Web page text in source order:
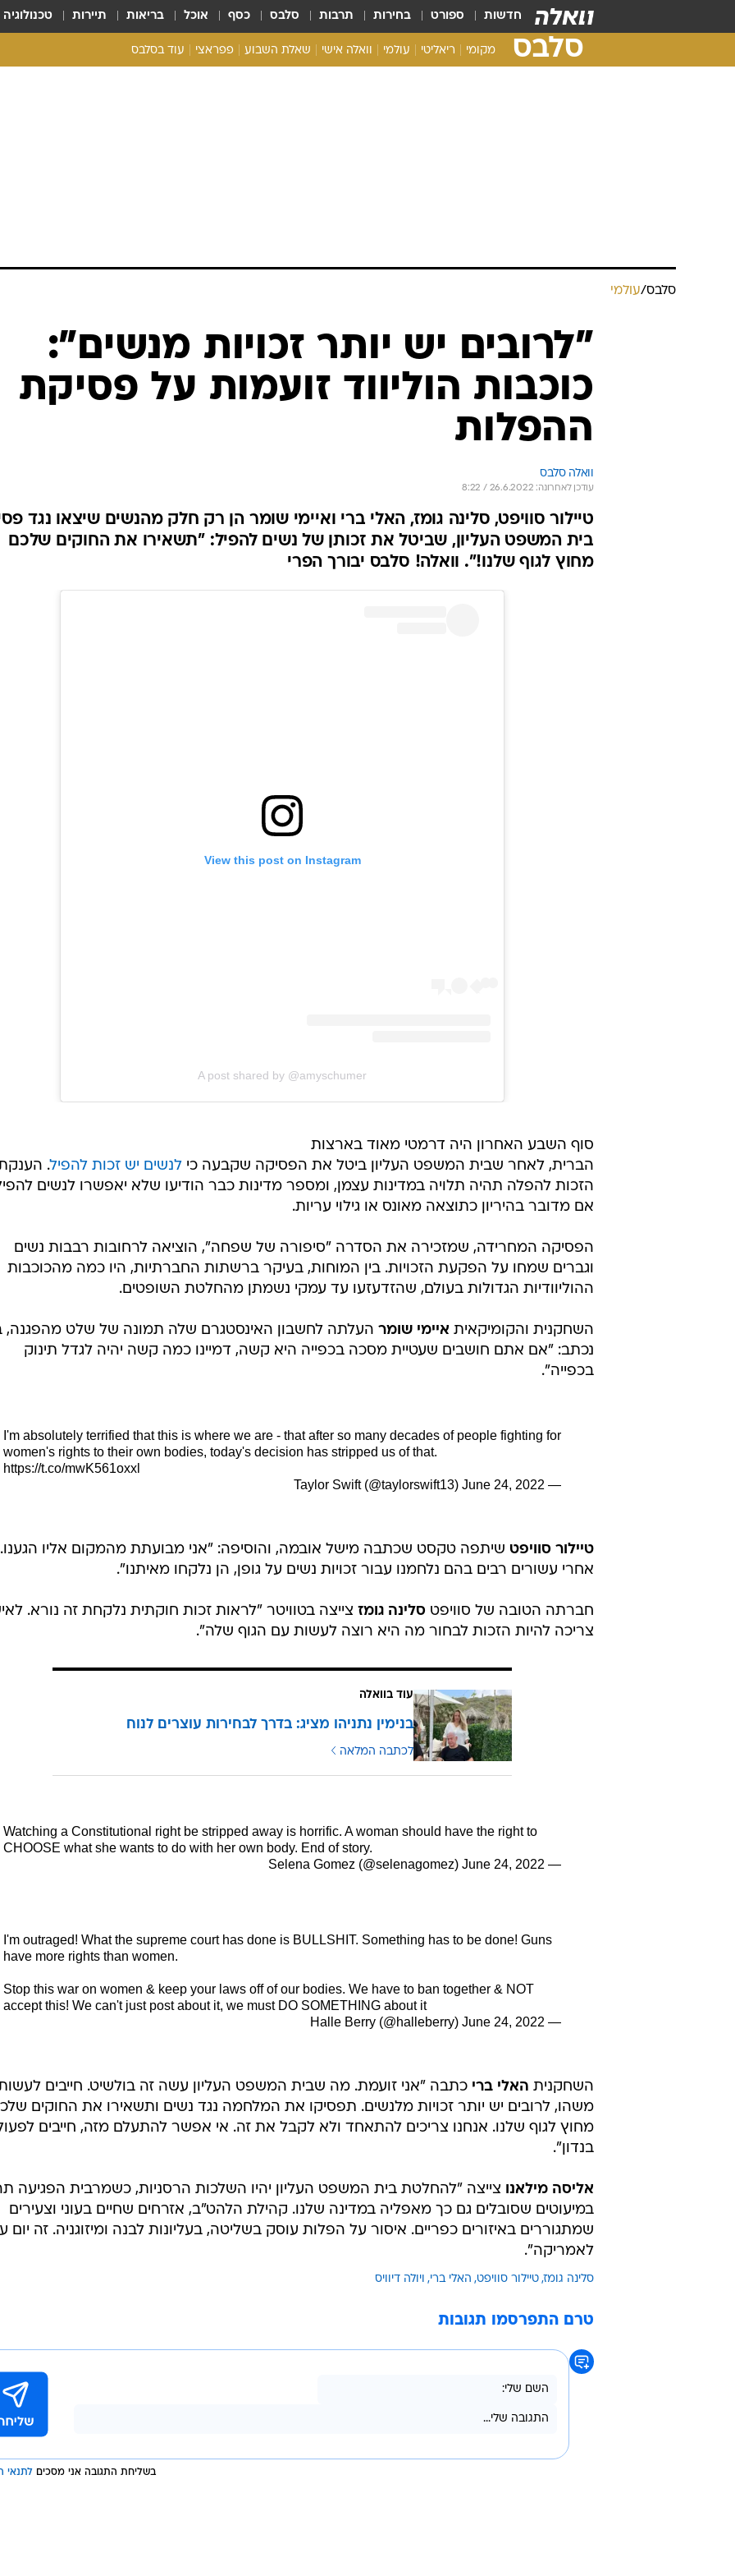
חדשות ספורט בחירות תרבות סלבס כסף אוכל בריאות תיירות טכנולוגיה
סלבס מקומי ריאליטי עולמי וואלה אישי שאלת השבוע פפראצי עוד בסלבס
סלבס/עולמי
"לרובים יש יותר זכויות מנשים":
כוכבות הוליווד זועמות על פסיקת
ההפלות
וואלה סלבס
עודכן לאחרונה: 26.6.2022 / 8:22
טיילור סוויפט, סלינה גומז, האלי ברי ואיימי שומר הן רק חלק מהנשים שיצאו נגד
בית המשפט העליון, שביטל את זכותן של נשים להפיל: "תשאירו את החוקים שלכם
מחוץ לגוף שלנו!". וואלה! סלבס יבורך הפרי
View this post on Instagram
A post shared by @amyschumer
סוף השבע האחרון היה דרמטי מאוד בארצות
הברית, לאחר שבית המשפט העליון ביטל את הפסיקה שקבעה כי לנשים יש זכות להפיל.
הזכות להפלה תהיה תלויה במדינות עצמן, ומספר מדינות כבר הודיעו שלא יאפשרו לנשים
אם מדובר בהיריון כתוצאה מאונס או גילוי עריות.
הפסיקה המחרידה, שמזכירה את הסדרה "סיפורה של שפחה", הוציאה לרחובות רבבות נשים
וגברים שמחו על הפקעת הזכויות. בין המוחות, בעיקר ברשתות החברתיות, היו כמה מהכוכבות
ההוליוודיות הגדולות בעולם, שהזדעזעו עד עמקי נשמתן מהחלטת השופטים.
השחקנית והקומיקאית איימי שומר העלתה לחשבון האינסטגרם שלה תמונה של שלט מהפגנה,
נכתב: "אם אתם חושבים שעטיית מסכה בכפייה היא קשה, דמיינו כמה קשה יהיה לגדל תינוק
בכפייה".
I'm absolutely terrified that this is where we are - that after so many decades of people fighting for
women's rights to their own bodies, today's decision has stripped us of that.
https://t.co/mwK561oxxl
— Taylor Swift (@taylorswift13)
June 24, 2022
טיילור סוויפט שיתפה טקסט שכתבה מישל אובמה, והוסיפה: "אני מבועתת מהמקום אליו הגענו.
אחרי עשורים רבים בהם נלחמנו עבור זכויות נשים על גופן, הן נלקחו מאיתנו".
חברתה הטובה של סוויפט סלינה גומז צייצה בטוויטר "לראות זכות חוקתית נלקחת זה נורא.
צריכה להיות הזכות לבחור מה היא רוצה לעשות עם הגוף שלה".
עוד בוואלה
בנימין נתניהו מציג: בדרך לבחירות עוצרים לנוח
לכתבה המלאה
Watching a Constitutional right be stripped away is horrific. A woman should have the right to
CHOOSE what she wants to do with her own body. End of story.
— Selena Gomez (@selenagomez)
June 24, 2022
I'm outraged! What the supreme court has done is BULLSHIT. Something has to be done! Guns
have more rights than women.
Stop this war on women & keep your laws off of our bodies. We have to ban together & NOT
accept this! We can't just post about it, we must DO SOMETHING about it
— Halle Berry (@halleberry)
June 24, 2022
השחקנית האלי ברי כתבה "אני זועמת. מה שבית המשפט העליון עשה זה בולשיט. חייבים
משהו, לרובים יש יותר זכויות מלנשים. תפסיקו את המלחמה נגד נשים ותשאירו את החוקים
מחוץ לגוף שלנו. אנחנו צריכים להתאחד ולא לקבל את זה. אי אפשר להתעלם מזה, חייבים
בנדון".
אליסה מילאנו צייצה "להחלטת בית המשפט העליון יהיו השלכות הרסניות, כשמרבית הפגיעה
במיעוטים שסובלים גם כך מאפליה במדינה שלנו. קהילת הלהט"ב, אזרחים שחיים בעוני וצעירים
שמתגוררים באיזורים כפריים. איסור על הפלות עוסק בשליטה, בעליונות לבנה ומיזוגניה. זה יום
לאמריקה".
סלינה גומז טיילור סוויפט האלי ברי ויולה דיוויס
טרם התפרסמו תגובות
בשליחת התגובה אני מסכים לתנאי